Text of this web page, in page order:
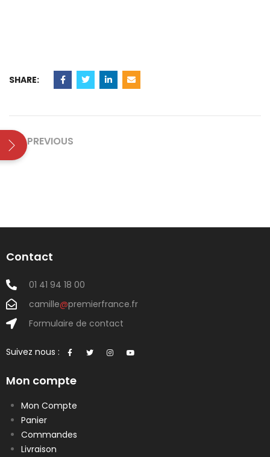
SHARE:
PREVIOUS
Contact
01 41 94 18 00
camille@premierfrance.fr
Formulaire de contact
Suivez nous :
Mon compte
Mon Compte
Panier
Commandes
Livraison